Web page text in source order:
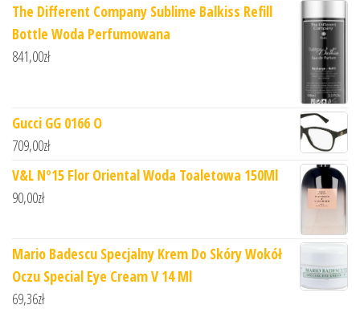
The Different Company Sublime Balkiss Refill
Bottle Woda Perfumowana
841,00zł
Gucci GG 0166 O
709,00zł
V&L Nº15 Flor Oriental Woda Toaletowa 150Ml
90,00zł
Mario Badescu Specjalny Krem ​​Do Skóry Wokół
Oczu Special Eye Cream V 14 Ml
69,36zł